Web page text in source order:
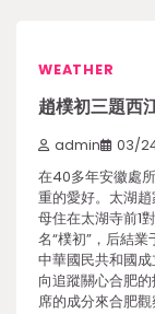
WEATHER
趙樸初三題西
admin 03/
在40多年安徽處
重的愛好。太湖
母住在太湖寺前1
名“樸初”，后結
中華國民共和國
向追蹤關心合肥
席的成分來合肥